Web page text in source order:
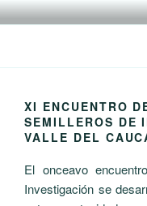
Saltar
al
RREDSI
Red Regional de
XI ENCUENTRO
SEMILLEROS DE
VALLE DEL
El onceavo
Investigación se